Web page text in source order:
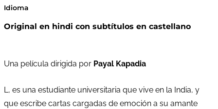
Idioma
Original en hindi con subtítulos en castellano
Una película dirigida por Payal Kapadia
L, es una estudiante universitaria que vive en la India, y
que escribe cartas cargadas de emoción a su amante